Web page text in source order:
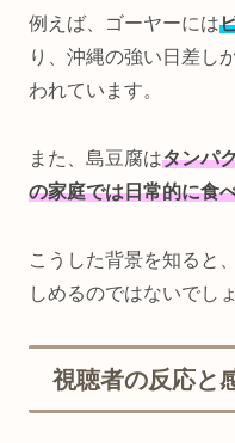
例えば、ゴーヤーには
り、沖縄の強い日差し
われています。
また、島豆腐はタンパ
の家庭では日常的に食
こうした背景を知ると
しめるのではないでし
視聴者の反応と